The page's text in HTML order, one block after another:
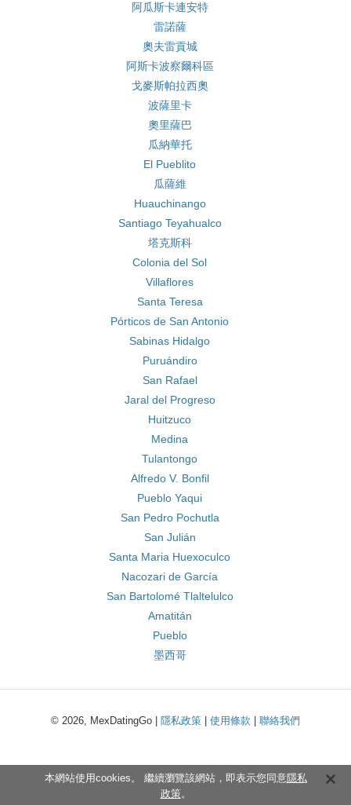
阿瓜斯卡連安特
雷諾薩
奧夫雷貢城
阿斯卡波察爾科區
戈麥斯帕拉西奧
波薩里卡
奧里薩巴
瓜納華托
El Pueblito
瓜薩維
Huauchinango
Santiago Teyahualco
塔克斯科
Colonia del Sol
Villaflores
Santa Teresa
Pórticos de San Antonio
Sabinas Hidalgo
Puruándiro
San Rafael
Jaral del Progreso
Huitzuco
Medina
Tulantongo
Alfredo V. Bonfil
Pueblo Yaqui
San Pedro Pochutla
San Julián
Santa Maria Huexoculco
Nacozari de García
San Bartolomé Tlaltelulco
Amatitán
Pueblo
墨西哥
© 2026, MexDatingGo | 隱私政策 使用條款 聯絡我們
本網站使用cookies。 繼續瀏覽該網站，即表示您同意隱私
政策。